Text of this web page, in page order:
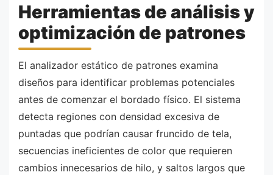
Herramientas de análisis y
optimización de patrones
El analizador estático de patrones examina
diseños para identificar problemas potenciales
antes de comenzar el bordado físico. El sistema
detecta regiones con densidad excesiva de
puntadas que podrían causar fruncido de tela,
secuencias ineficientes de color que requieren
cambios innecesarios de hilo, y saltos largos que